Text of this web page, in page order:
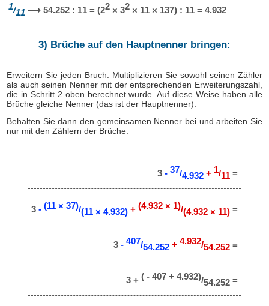
1/11 ⟶ 54.252 : 11 = (22× 32× 11 × 137) : 11 = 4.932
3) Brüche auf den Hauptnenner bringen:
Erweitern Sie jeden Bruch: Multiplizieren Sie sowohl seinen Zähler
als auch seinen Nenner mit der entsprechenden Erweiterungszahl,
die in Schritt 2 oben berechnet wurde. Auf diese Weise haben alle
Brüche gleiche Nenner (das ist der Hauptnenner).
Behalten Sie dann den gemeinsamen Nenner bei und arbeiten Sie
nur mit den Zählern der Brüche.
3 - 37/4.932 + 1/11 =
3 - (11 × 37)/(11 × 4.932) + (4.932 × 1)/(4.932 × 11) =
3 - 407/54.252 + 4.932/54.252 =
3 + ( - 407 + 4.932)/54.252 =